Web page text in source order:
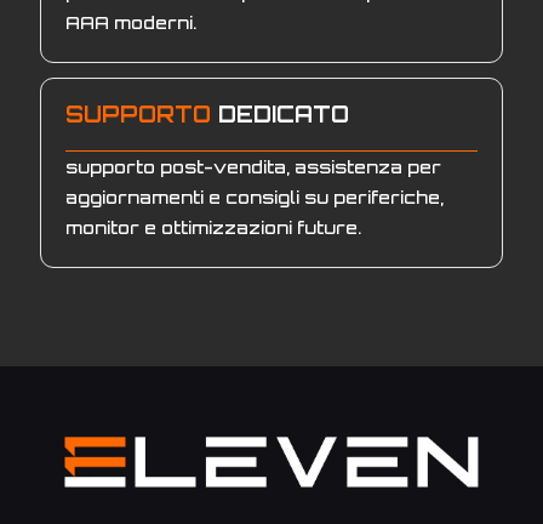
AAA moderni.
SUPPORTO DEDICATO
supporto post-vendita, assistenza per
aggiornamenti e consigli su periferiche,
monitor e ottimizzazioni future.